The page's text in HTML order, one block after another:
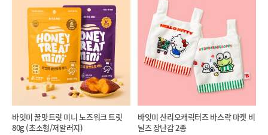
바잇미 꿀맛트릿 미니 노즈워크 트릿
80g (초소형/저알러지)
바잇미 산리오캐릭터즈 바스락 마켓 비
닐즈 장난감 2종